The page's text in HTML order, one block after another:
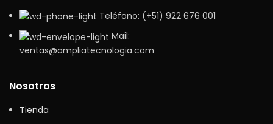
Teléfono: (+51) 922 676 001
Mail:
ventas@ampliatecnologia.com
Nosotros
Tienda